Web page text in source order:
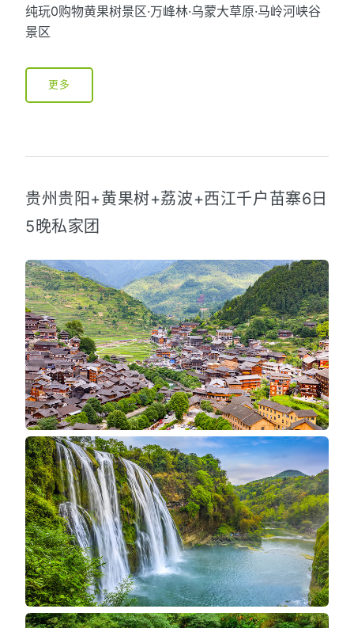
纯玩0购物黄果树景区·万峰林·乌蒙大草原·马岭河峡谷
景区
更多
贵州贵阳+黄果树+荔波+西江千户苗寨6日
5晚私家团